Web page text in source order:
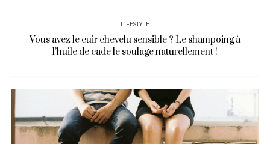
LIFESTYLE
Vous avez le cuir chevelu sensible ? Le shampoing à
l’huile de cade le soulage naturellement !